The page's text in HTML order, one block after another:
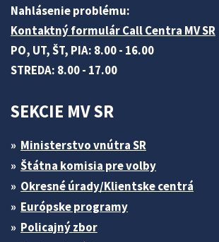
Nahlásenie problému:
Kontaktný formulár Call Centra MV SR
PO, UT, ŠT, PIA: 8.00 - 16.00
STREDA: 8.00 - 17.00
SEKCIE MV SR
Ministerstvo vnútra SR
Štátna komisia pre volby
Okresné úrady/Klientske centrá
Európske programy
Policajný zbor